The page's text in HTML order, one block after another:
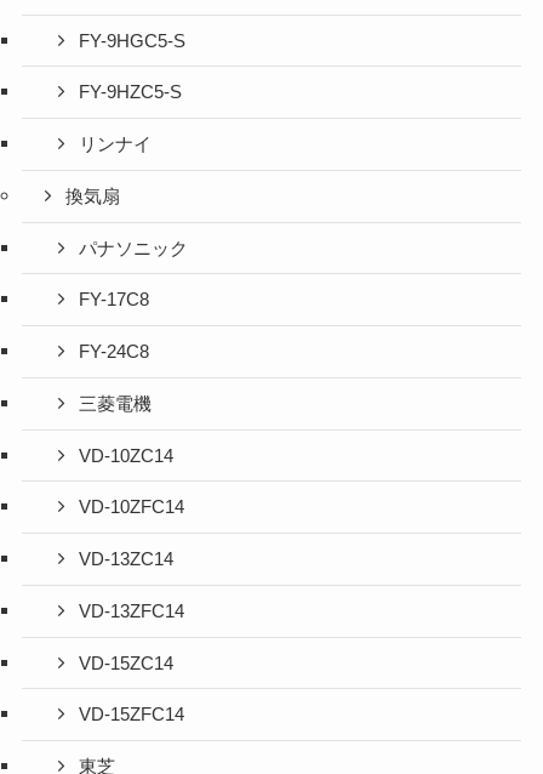
FY-9HGC5-S
FY-9HZC5-S
リンナイ
換気扇
パナソニック
FY-17C8
FY-24C8
三菱電機
VD-10ZC14
VD-10ZFC14
VD-13ZC14
VD-13ZFC14
VD-15ZC14
VD-15ZFC14
東芝